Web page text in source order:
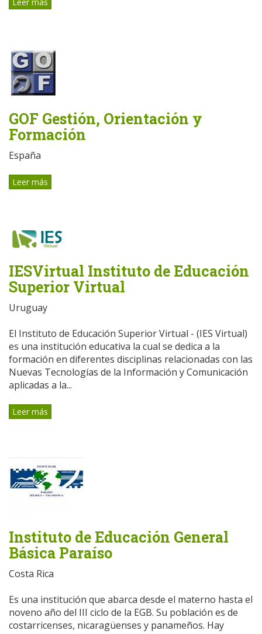
GOF Gestión, Orientación y
Formación
España
Leer más
IESVirtual Instituto de Educación
Superior Virtual
Uruguay
El Instituto de Educación Superior Virtual - (IES Virtual)
es una institución educativa la cual se dedica a la
formación en diferentes disciplinas relacionadas con las
Nuevas Tecnologías de la Información y Comunicación
aplicadas a la...
Leer más
Instituto de Educación General
Básica Paraíso
Costa Rica
Es una institución que abarca desde el materno hasta el
noveno año del III ciclo de la EGB. Su población es de
costarricenses, nicaragüenses y panameños. Hay